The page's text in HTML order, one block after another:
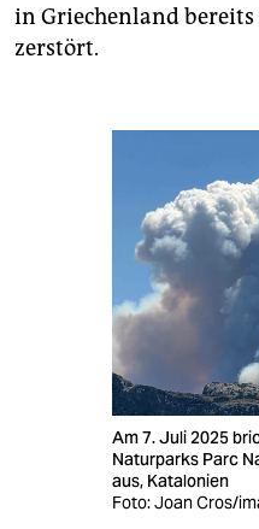
in Griechenland bereits
zerstört.
Am 7. Juli 2025
Naturparks Parc
aus, Katalonien
Foto: Joan Cros/